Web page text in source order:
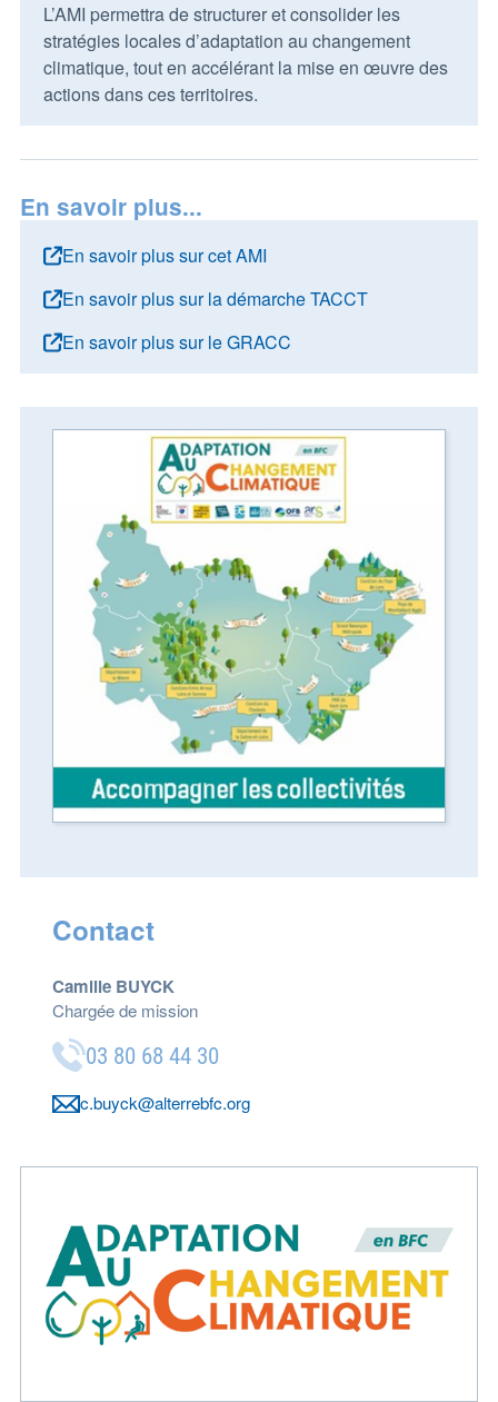
L’AMI permettra de structurer et consolider les
stratégies locales d’adaptation au changement
climatique, tout en accélérant la mise en œuvre des
actions dans ces territoires.
En savoir plus...
En savoir plus sur cet AMI
En savoir plus sur la démarche TACCT
En savoir plus sur le GRACC
Contact
Camille BUYCK
Chargée de mission
03 80 68 44 30
c.buyck@alterrebfc.org